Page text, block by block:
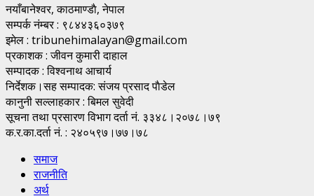
नयाँबानेश्वर, काठमाण्डाै, नेपाल
सम्पर्क नंम्बर : ९८४४३६०३७९
इमेल : tribunehimalayan@gmail.com
प्रकाशक : जीवन कुमारी दाहाल
सम्पादक : विश्वनाथ आचार्य
निर्देशक।सह सम्पादक: संजय प्रसाद पाैडेल
कानुनी सल्लाहकार : बिमल सुवेदी
सूचना तथा प्रसारण विभाग दर्ता नं. ३३४८।२०७८।७९
क.र.का.दर्ता नं. : २४०५९७।७७।७८
समाज
राजनीति
अर्थ